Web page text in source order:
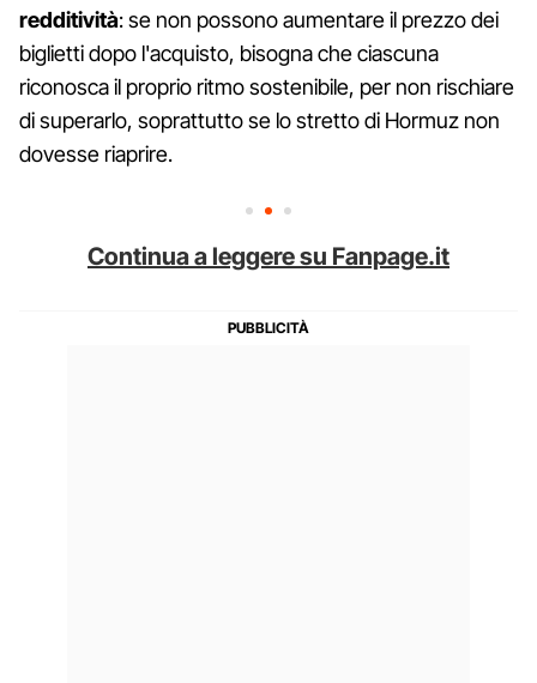
redditività: se non possono aumentare il prezzo dei
biglietti dopo l'acquisto, bisogna che ciascuna
riconosca il proprio ritmo sostenibile, per non rischiare
di superarlo, soprattutto se lo stretto di Hormuz non
dovesse riaprire.
Continua a leggere su Fanpage.it